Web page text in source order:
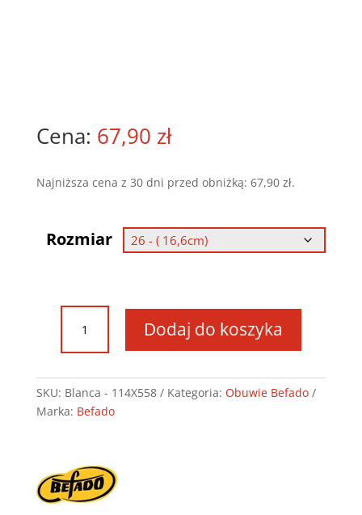
67,90 zł
Najniższa cena z 30 dni przed obniżką: 67,90 zł.
Rozmiar
ilość
Obuwie
Befado
Blanca
-
Dodaj do koszyka
SKU: Blanca - 114X558 Kategoria: Obuwie Befado
Marka: Befado